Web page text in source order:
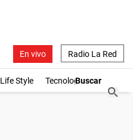
En vivo Radio La Red
Life Style Tecnología